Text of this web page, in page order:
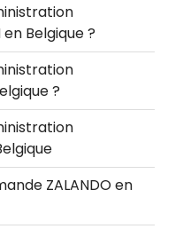
Belgique ?
?
ZALANDO en